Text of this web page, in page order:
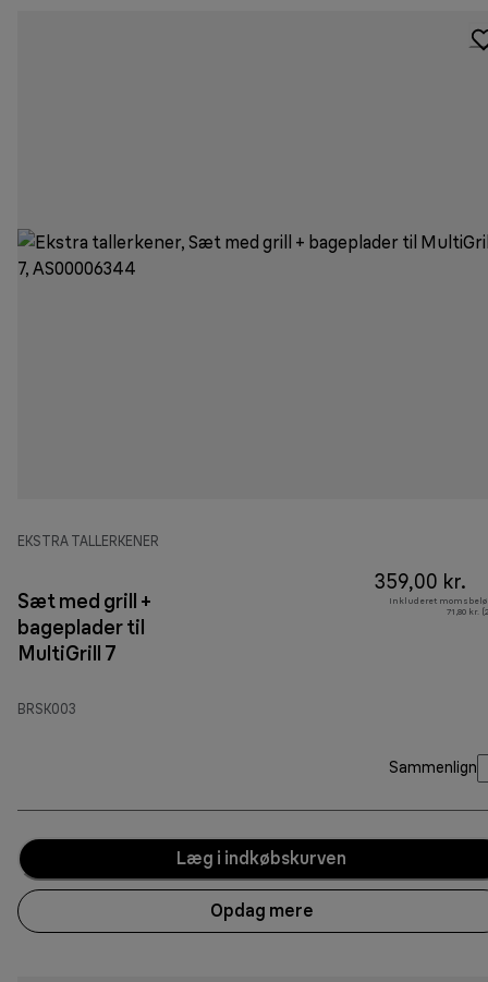
EKSTRA TALLERKENER
Sæt med grill +
bageplader til
MultiGrill 7
BRSK003
359,00 kr.
Inkluderet
71,80 kr.
Sammenlign
Læg i indkøbskurven
Opdag mere